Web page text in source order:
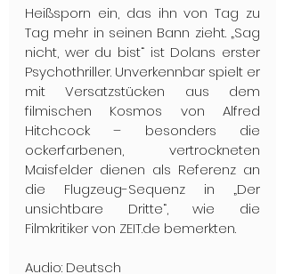
Heißsporn ein, das ihn von Tag zu
Tag mehr in seinen Bann zieht. „Sag
nicht, wer du bist“ ist Dolans erster
Psychothriller. Unverkennbar spielt er
mit Versatzstücken aus dem
filmischen Kosmos von Alfred
Hitchcock – besonders die
ockerfarbenen, vertrockneten
Maisfelder dienen als Referenz an
die Flugzeug-Sequenz in „Der
unsichtbare Dritte“, wie die
Filmkritiker von ZEIT.de bemerkten.
Audio: Deutsch